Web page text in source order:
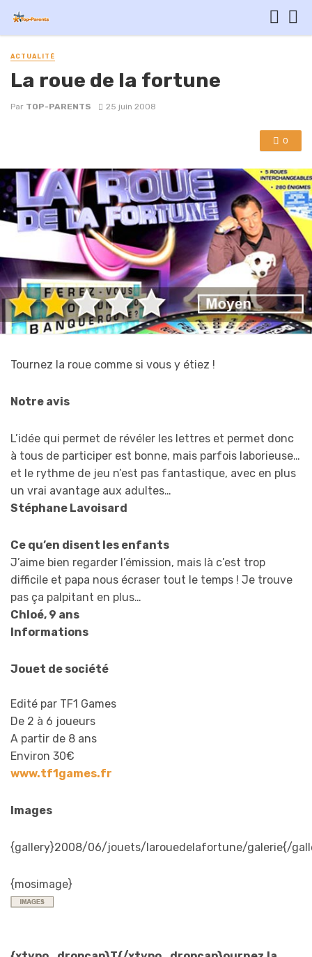
ACTUALITÉ
La roue de la fortune
Par TOP-PARENTS 25 juin 2008
0
Tournez la roue comme si vous y étiez !
Notre avis
L’idée qui permet de révéler les lettres et permet donc
à tous de participer est bonne, mais parfois laborieuse…
et le rythme de jeu n’est pas fantastique, avec en plus
un vrai avantage aux adultes…
Stéphane Lavoisard
Ce qu’en disent les enfants
J’aime bien regarder l’émission, mais là c’est trop
difficile et papa nous écraser tout le temps ! Je trouve
pas ça palpitant en plus…
Chloé, 9 ans
Informations
Jouet de société
Edité par TF1 Games
De 2 à 6 joueurs
A partir de 8 ans
Environ 30€
www.tf1games.fr
Images
{gallery}2008/06/jouets/larouedelafortune/galerie{/
{mosimage}